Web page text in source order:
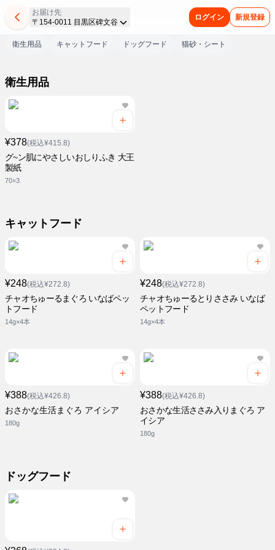
お届け先
〒154-0011 目黒区碑文谷
ログイン 新規登録
衛生用品 キャットフード ドッグフード 猫砂・シート
衛生用品
¥378(税込¥415.8)
グ~ン肌にやさしいおしりふき 大王
製紙
70×3
キャットフード
¥248(税込¥272.8)
チャオちゅーるまぐろ いなばペッ
トフード
14g×4本
¥248(税込¥272.8)
チャオちゅーるとりささみ いなば
ペットフード
14g×4本
¥388(税込¥426.8)
おさかな生活まぐろ アイシア
180g
¥388(税込¥426.8)
おさかな生活ささみ入りまぐろ ア
イシア
180g
ドッグフード